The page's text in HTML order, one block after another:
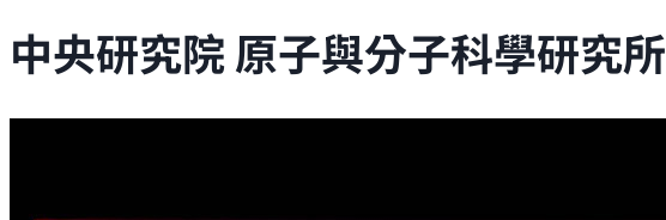
中央研究院 原子與分子科學研究所